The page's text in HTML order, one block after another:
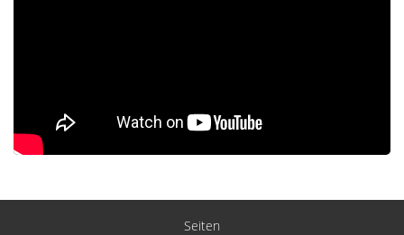
Seiten